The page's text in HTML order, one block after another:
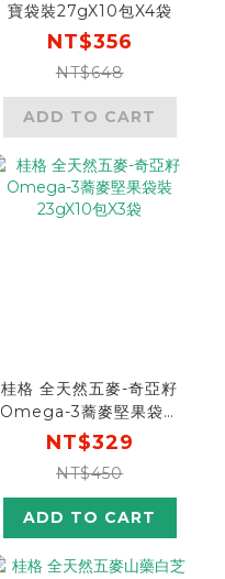
寶袋裝27gX10包X4袋
NT$356
NT$648
ADD TO CART
桂格 全天然五麥-奇亞籽
Omega-3蕎麥堅果袋裝
23gX10包X3袋
NT$329
NT$450
ADD TO CART